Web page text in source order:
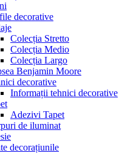
decorative
Colecția Stretto
Colecția Medio
Colecția Largo
Benjamin Moore
decorative
Informații tehnici decorative
Adezivi Tapet
de iluminat
decorațiunile